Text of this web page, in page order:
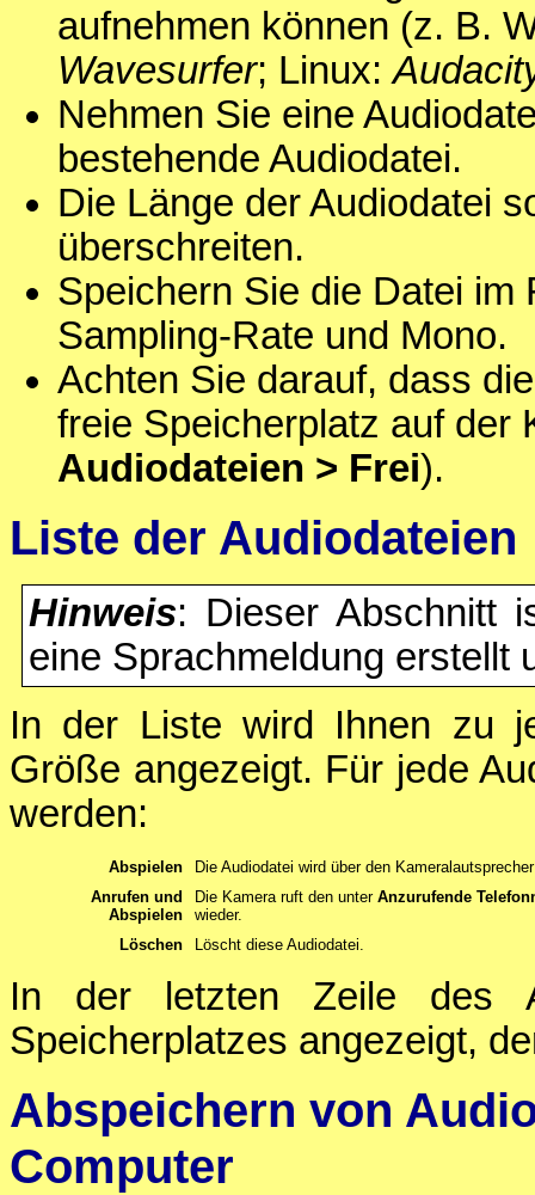
aufnehmen können (z. B.
Wavesurfer; Linux:
Nehmen Sie eine
bestehende Audiodatei.
Die Länge der Audiodatei
überschreiten.
Speichern Sie die Datei im
Sampling-Rate und Mono.
Achten Sie darauf, dass
freie Speicherplatz auf der
Audiodateien > Frei).
Liste der Audiodateien
Hinweis: Dieser Abschnitt
eine Sprachmeldung erstellt
In der Liste wird Ihnen zu
Größe angezeigt. Für jede
werden:
Abspielen
Die Audiodatei wird über den
Anrufen und
Abspielen
Die Kamera ruft den unter Anzurufende
wieder.
Löschen
Löscht diese Audiodatei.
In der letzten Zeile des
Speicherplatzes angezeigt,
Abspeichern von
Computer